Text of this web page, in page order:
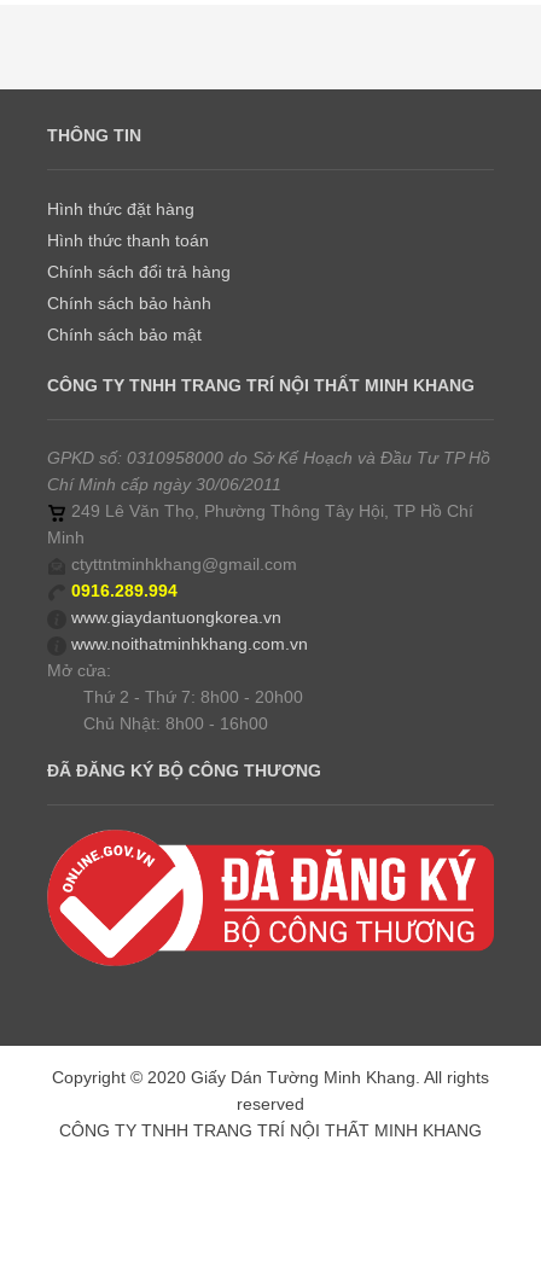
THÔNG TIN
Hình thức đặt hàng
Hình thức thanh toán
Chính sách đổi trả hàng
Chính sách bảo hành
Chính sách bảo mật
CÔNG TY TNHH TRANG TRÍ NỘI THẤT MINH KHANG
GPKD số: 0310958000 do Sở Kế Hoạch và Đầu Tư TP Hồ
Chí Minh cấp ngày 30/06/2011
249 Lê Văn Thọ, Phường Thông Tây Hội, TP Hồ Chí
Minh
ctyttntminhkhang@gmail.com
0916.289.994
www.giaydantuongkorea.vn
www.noithatminhkhang.com.vn
Mở cửa:
Thứ 2 - Thứ 7: 8h00 - 20h00
Chủ Nhật: 8h00 - 16h00
ĐÃ ĐĂNG KÝ BỘ CÔNG THƯƠNG
Copyright © 2020 Giấy Dán Tường Minh Khang. All rights
reserved
CÔNG TY TNHH TRANG TRÍ NỘI THẤT MINH KHANG